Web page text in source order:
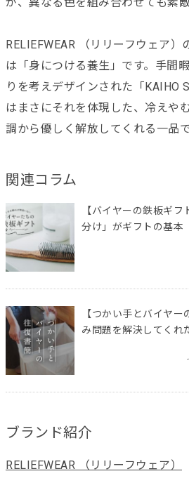
RELIEFWEAR （リリーフウェア
は「身につける養生」です。手間
りを考えデザインされた「KAIHO
はまさにそれを体現した、冷えや
調から優しく解放してくれる一品で
関連コラム
【バイヤーの鉄板ギ
分け」がギフトの基本
【つかい手とバイヤ
み問題を解決してくれ
ブランド紹介
RELIEFWEAR （リリーフウェア）